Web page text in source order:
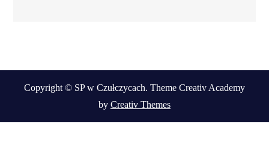
Copyright © SP w Czułczycach. Theme Creativ Academy
by Creativ Themes